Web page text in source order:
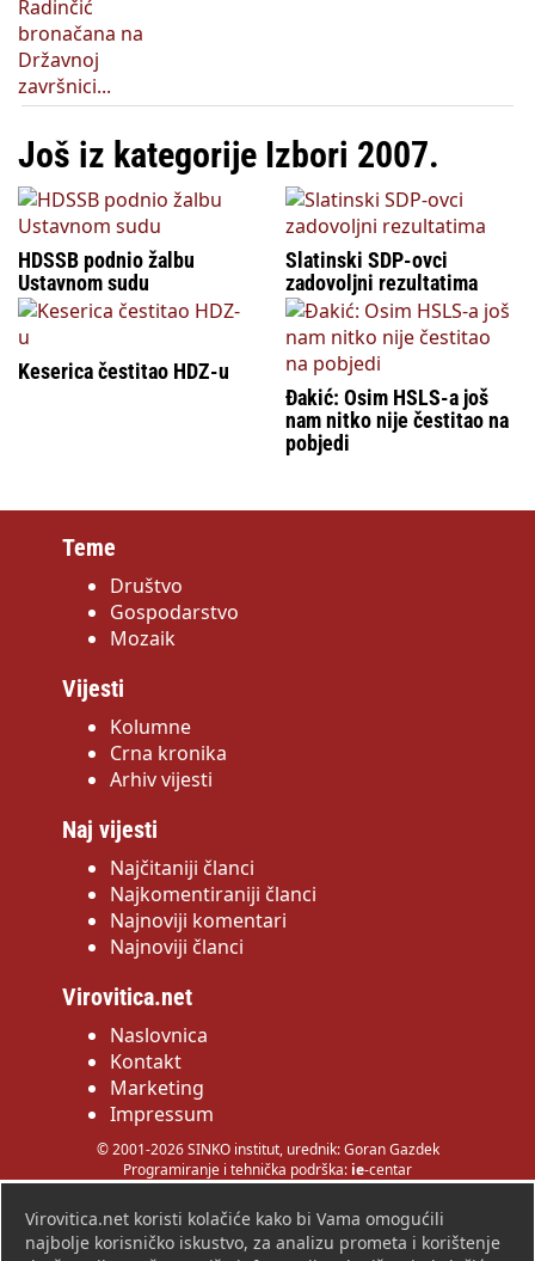
Još iz kategorije Izbori 2007.
HDSSB podnio žalbu
Ustavnom sudu
Slatinski SDP-ovci
zadovoljni rezultatima
Keserica čestitao HDZ-u
Đakić: Osim HSLS-a još
nam nitko nije čestitao na
pobjedi
Teme
Društvo
Gospodarstvo
Mozaik
Vijesti
Kolumne
Crna kronika
Arhiv vijesti
Naj vijesti
Najčitaniji članci
Najkomentiraniji članci
Najnoviji komentari
Najnoviji članci
Virovitica.net
Naslovnica
Kontakt
Marketing
Impressum
© 2001-2026 SINKO institut, urednik: Goran Gazdek
Programiranje i tehnička podrška: ie-centar
Virovitica.net koristi kolačiće kako bi Vama omogućili
najbolje korisničko iskustvo, za analizu prometa i korištenje